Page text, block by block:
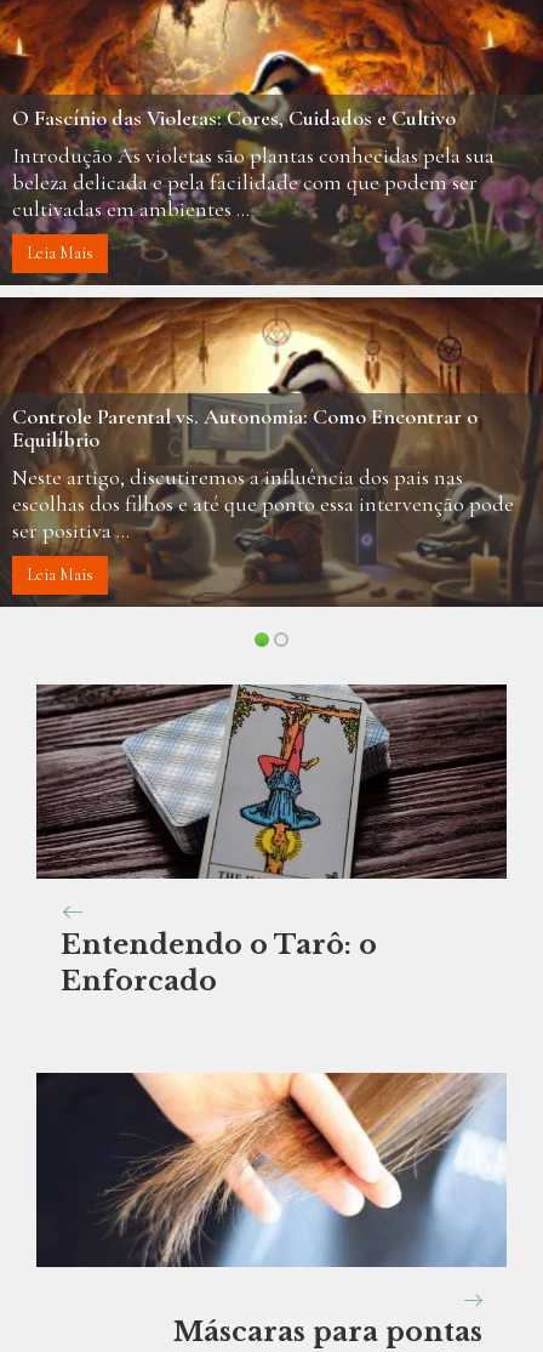
Hortelã: Como Cultivar, Usar e Controlar essa Planta
Versátil
A hortelã é uma das plantas aromáticas mais populares no
mundo, conhecida tanto pelo seu sabor refrescante
quanto por suas ...
Leia Mais
Qi Gong: Equilíbrio e Harmonia para a Vida Moderna
O Chi Gong, também conhecido como Qigong, é uma
prática milenar chinesa que combina movimentos suaves,
respiração controlada e meditação ...
Leia Mais
Entendendo o Tarô: o
Enforcado
Máscaras para pontas